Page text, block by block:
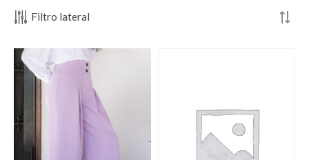
Filtro lateral